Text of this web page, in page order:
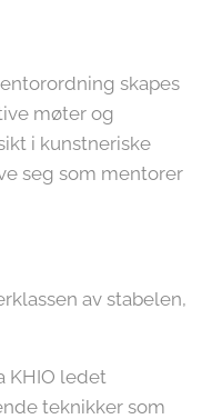
skapes
møter og
i kunstneriske
seg som mentorer
av stabelen,
KHIO ledet
teknikker som